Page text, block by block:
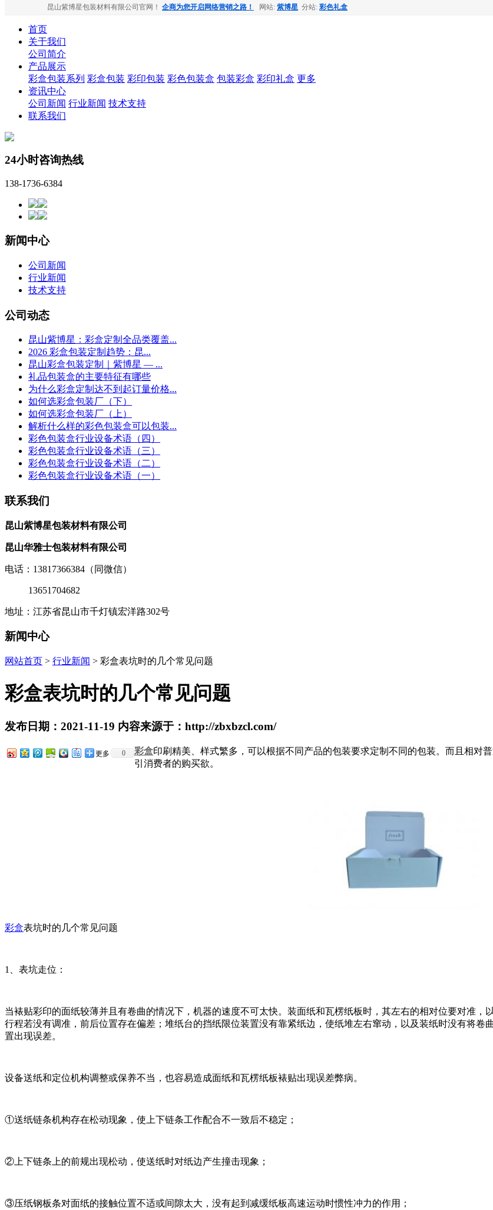
昆山紫博星包装材料有限公司官网！ 企商为您开启网络营销之路！ 网站: 紫博星 分站: 彩色礼盒
首页
关于我们
公司简介
产品展示
彩盒包装系列 彩盒包装 彩印包装 彩色包装盒 包装彩盒 彩印礼盒 更多
资讯中心
公司新闻 行业新闻 技术支持
联系我们
24小时咨询热线
138-1736-6384
新闻中心
公司新闻
行业新闻
技术支持
公司动态
昆山紫博星：彩盒定制全品类覆盖...
2026 彩盒包装定制趋势：昆...
昆山彩盒包装定制｜紫博星 — ...
礼品包装盒的主要特征有哪些
为什么彩盒定制达不到起订量价格...
如何选彩盒包装厂（下）
如何选彩盒包装厂（上）
解析什么样的彩色包装盒可以包装...
彩色包装盒行业设备术语（四）
彩色包装盒行业设备术语（三）
彩色包装盒行业设备术语（二）
彩色包装盒行业设备术语（一）
联系我们
昆山紫博星包装材料有限公司
昆山华雅士包装材料有限公司
电话：13817366384（同微信）
13651704682
地址：江苏省昆山市千灯镇宏洋路302号
新闻中心
网站首页 > 行业新闻 > 彩盒表坑时的几个常见问题
彩盒表坑时的几个常见问题
发布日期：2021-11-19 内容来源于：http://zbxbzcl.com/
更多 0 彩盒印刷精美、样式繁多，可以根据不同产品的包装要求定制不同的包装。而且相对
引消费者的购买欲。
彩盒表坑时的几个常见问题
1、表坑走位：
当裱贴彩印的面纸较薄并且有卷曲的情况下，机器的速度不可太快。装面纸和瓦楞纸板时，其左右的相对位要对准
行程若没有调准，前后位置存在偏差；堆纸台的挡纸限位装置没有靠紧纸边，使纸堆左右窜动，以及装纸时没有将
置出现误差。
设备送纸和定位机构调整或保养不当，也容易造成面纸和瓦楞纸板裱贴出现误差弊病。
①送纸链条机构存在松动现象，使上下链条工作配合不一致后不稳定；
②上下链条上的前规出现松动，使送纸时对纸边产生撞击现象；
③压纸钢板条对面纸的接触位置不适或间隙太大，没有起到减缓纸板高速运动时惯性冲力的作用；